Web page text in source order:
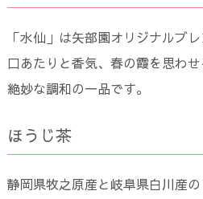
「水仙」は矢部園オリジナルブ
口あたりと香気、春の霞を思わ
絶妙な調和の一品です。
ほうじ茶
静岡県牧之原産と岐阜県白川産